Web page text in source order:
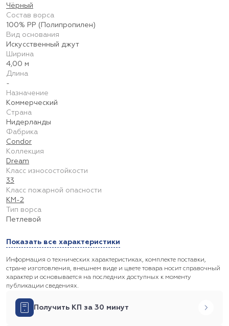
Чёрный
Состав ворса
100% PP (Полипропилен)
Вид основания
Искусственный джут
Ширина
4,00 м
Длина
-
Назначение
Коммерческий
Страна
Нидерланды
Фабрика
Condor
Коллекция
Dream
Класс износостойкости
33
Класс пожарной опасности
КМ-2
Тип ворса
Петлевой
Показать все характеристики
Информация о технических характеристиках, комплекте поставки,
стране изготовления, внешнем виде и цвете товара носит справочный
характер и основывается на последних доступных к моменту
публикации сведениях.
Получить КП за 30 минут